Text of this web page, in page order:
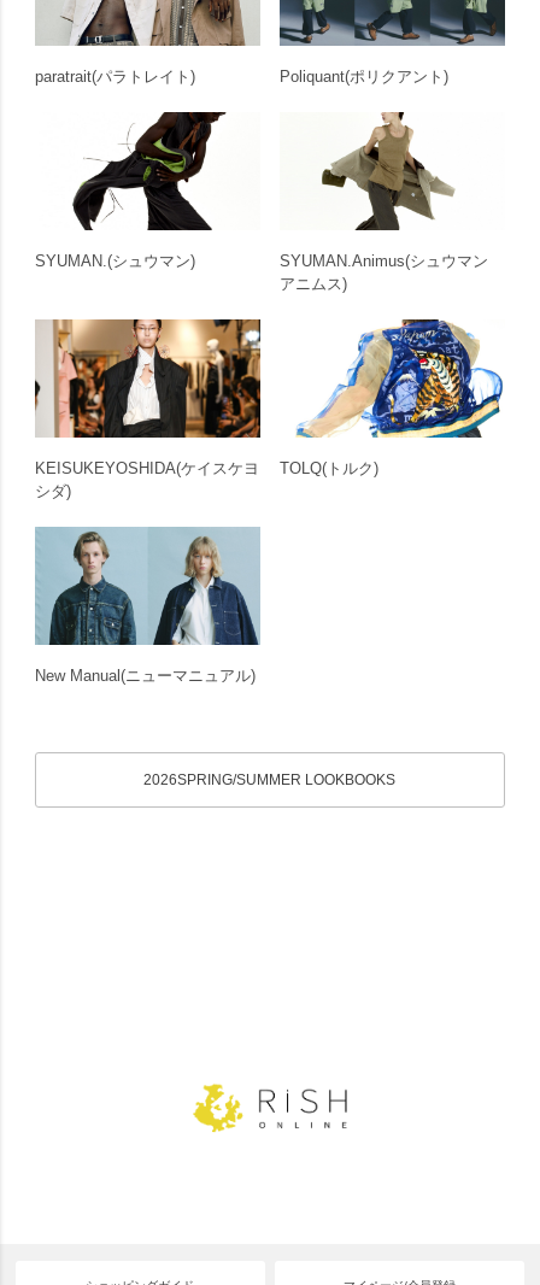
paratrait(パラトレイト) Poliquant(ポリクアント)
SYUMAN.(シュウマン) SYUMAN.Animus(シュウマン
アニムス)
KEISUKEYOSHIDA(ケイスケヨ
シダ)
TOLQ(トルク)
New Manual(ニューマニュアル)
2026SPRING/SUMMER LOOKBOOKS